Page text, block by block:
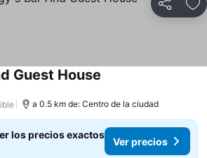
Compartir
Guest House
a 0.5 km de: Centro de la ciudad
los precios exactos
Ver precios